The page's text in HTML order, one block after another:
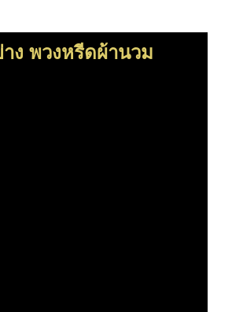
ง พวงหรีดผ้านวม